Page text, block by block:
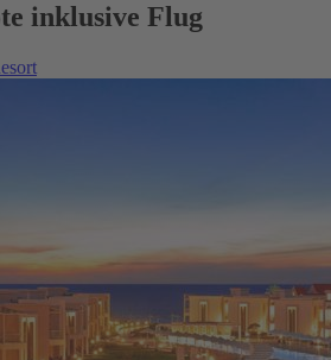
inklusive Flug